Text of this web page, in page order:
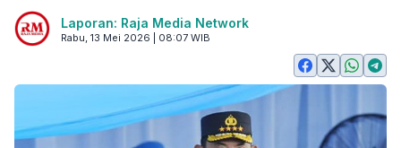
Laporan: Raja Media Network
Rabu, 13 Mei 2026 | 08:07 WIB